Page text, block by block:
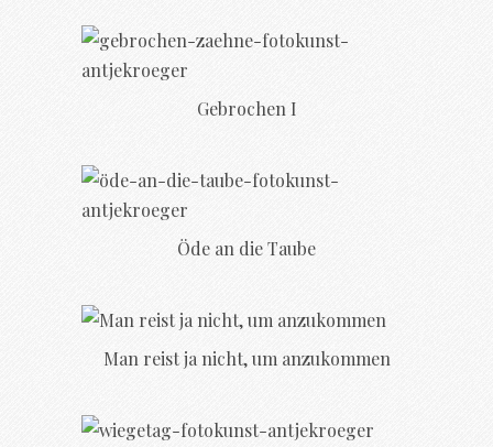
Gebrochen I
Öde an die Taube
Man reist ja nicht, um anzukommen